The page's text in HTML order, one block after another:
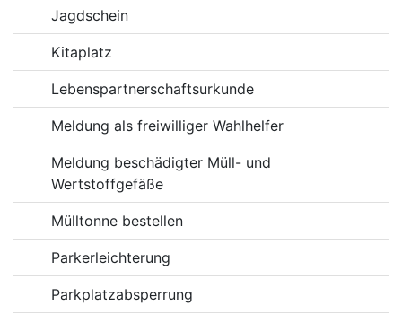
Jagdschein
Kitaplatz
Lebenspartnerschaftsurkunde
Meldung als freiwilliger Wahlhelfer
Meldung beschädigter Müll- und
Wertstoffgefäße
Mülltonne bestellen
Parkerleichterung
Parkplatzabsperrung